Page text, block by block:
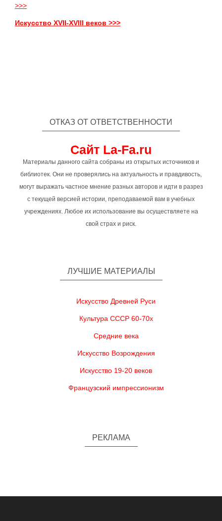
>>>
Искусство XVII-XVIII веков >>>
ОТКАЗ ОТ ОТВЕТСТВЕННОСТИ
Сайт La-Fa.ru
Материалы данного сайта собраны из открытых источников и
библиотек. Они не проверялись на актуальность и правдивость,
могут выражать частное мнение разных авторов и идти в разрез
с текущей версией истории, преподаваемой вам в учебных
учреждениях. Любое их использование вы осуществляете на
свой страх и риск.
ЛУЧШИЕ МАТЕРИАЛЫ
Искусство Древней Руси
Культура СССР 60-70х
Средние века
Искусство Возрождения
Искусство 19-20 веков
Французский импрессионизм
РЕКЛАМА